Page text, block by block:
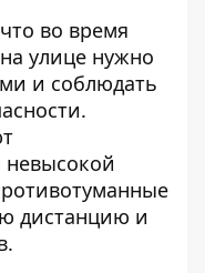
во время
улице нужно
и соблюдать
невысокой
дистанцию и